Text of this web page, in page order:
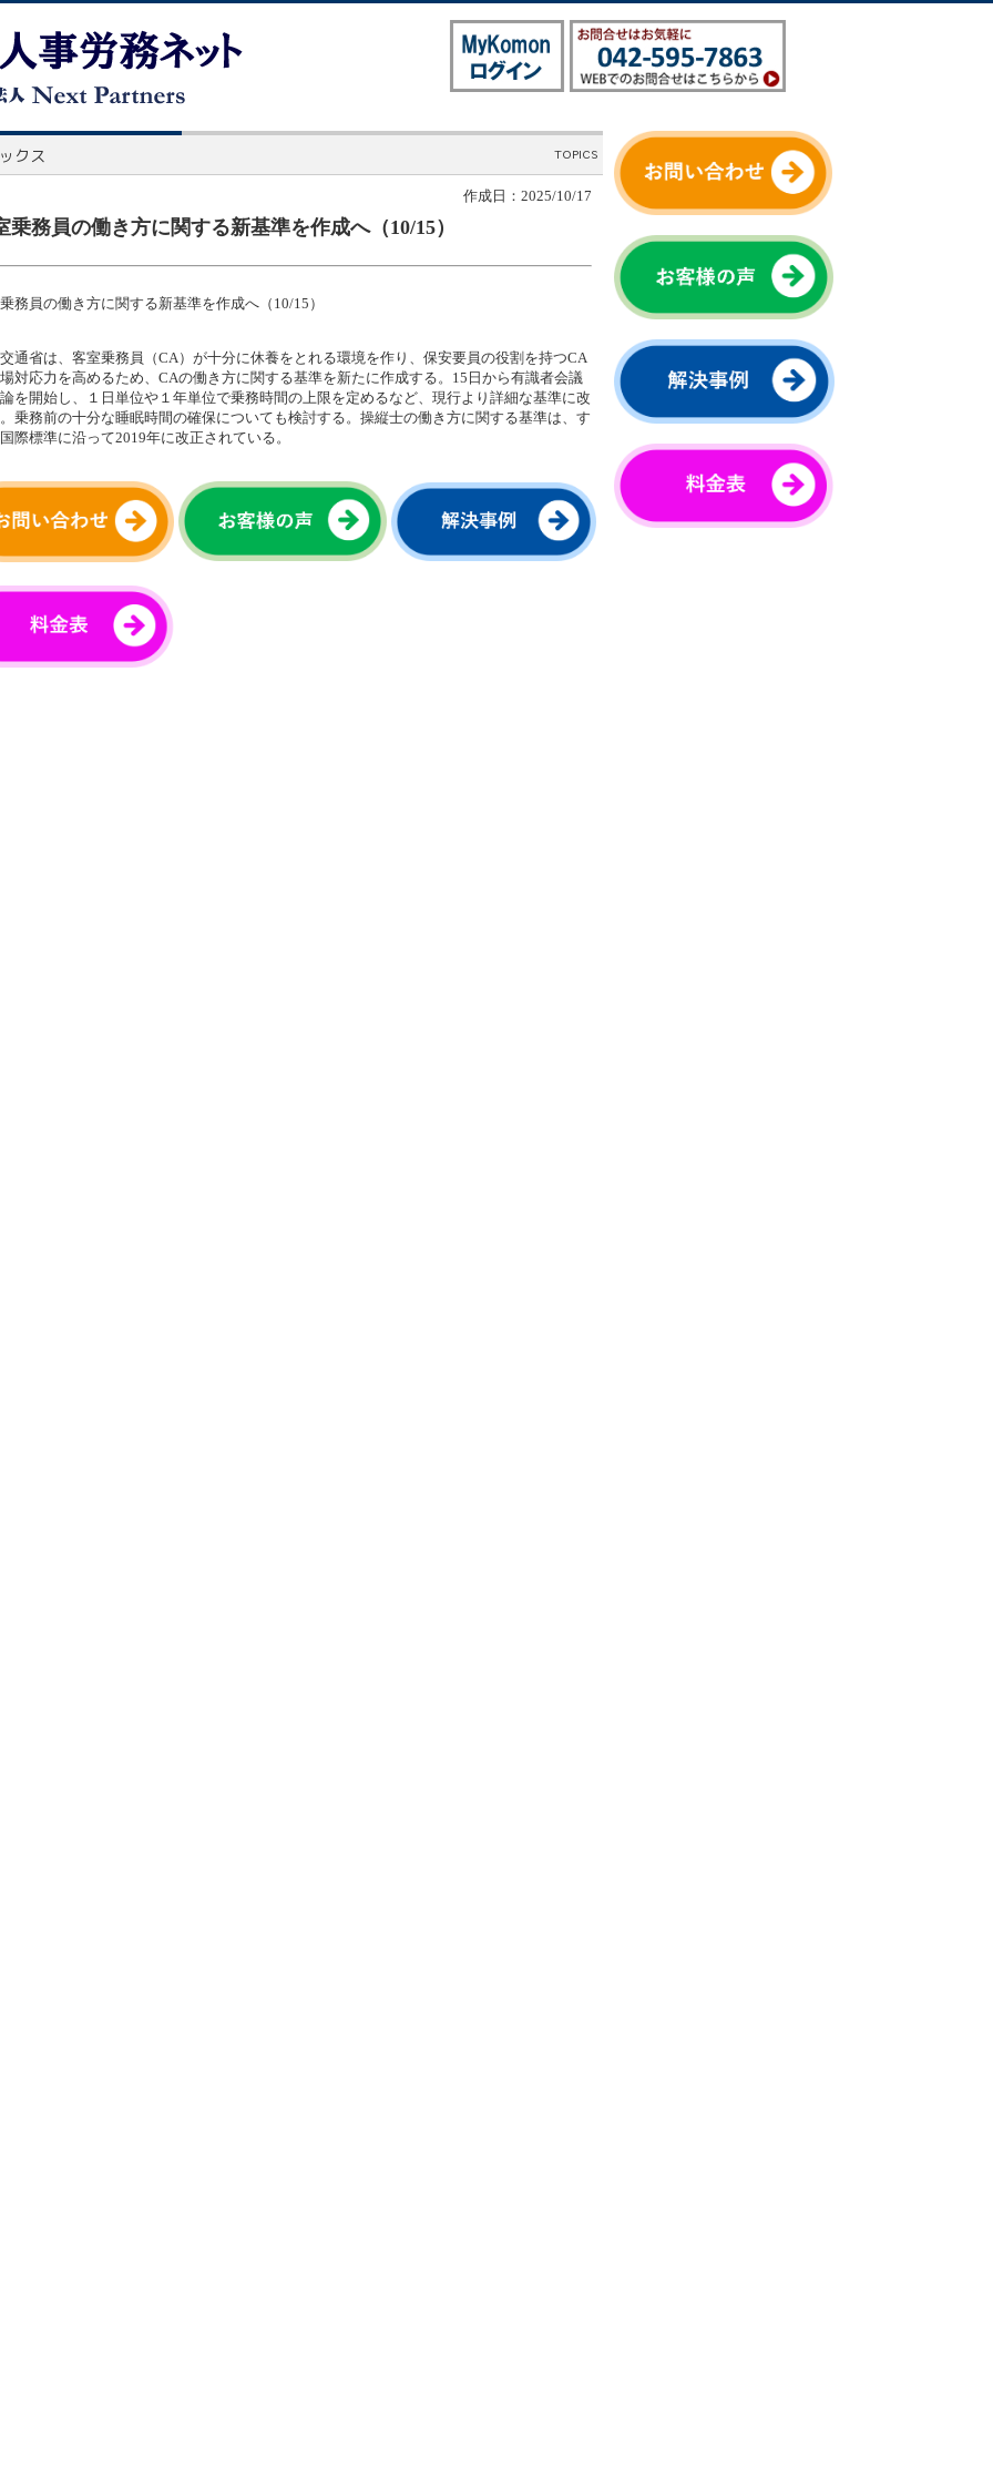
作成日：2025/10/17
乗務員の働き方に関する新基準を作成へ（10/15）
務員の働き方に関する新基準を作成へ（10/15）
通省は、客室乗務員（CA）が十分に休養をとれる環境を作り、保安要員の役割を持つCA
対応力を高めるため、CAの働き方に関する基準を新たに作成する。15日から有識者会議
を開始し、１日単位や１年単位で乗務時間の上限を定めるなど、現行より詳細な基準に改
乗務前の十分な睡眠時間の確保についても検討する。操縦士の働き方に関する基準は、す
際標準に沿って2019年に改正されている。